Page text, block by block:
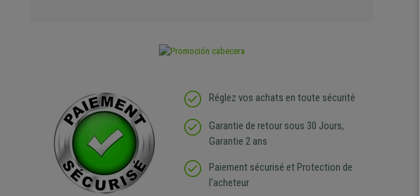
Réglez vos achats en toute sécurité
Garantie de retour sous 30 Jours,
Garantie 2 ans
Paiement sécurisé et Protection de
l'acheteur